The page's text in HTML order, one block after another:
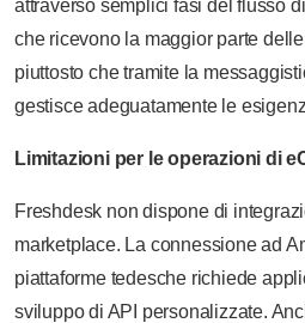
attraverso semplici fasi del flusso
che ricevono la maggior parte
piuttosto che tramite la
gestisce adeguatamente le
Limitazioni per le operazioni di
Freshdesk non dispone di
marketplace. La connessione ad
piattaforme tedesche richiede
sviluppo di API personalizzate.